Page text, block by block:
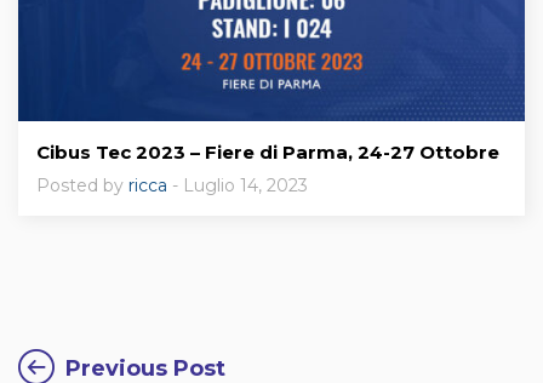
Cibus Tec 2023 – Fiere di Parma, 24-27 Ottobre
Posted by ricca - Luglio 14, 2023
Previous Post